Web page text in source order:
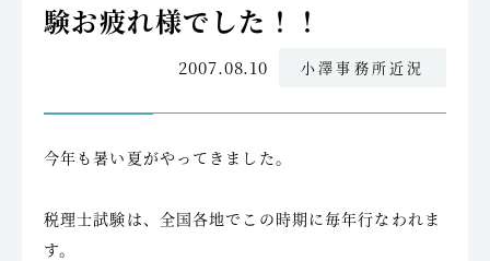
験お疲れ様でした！！
2007.08.10 小澤事務所近況
今年も暑い夏がやってきました。
税理士試験は、全国各地でこの時期に毎年行なわれま
す。